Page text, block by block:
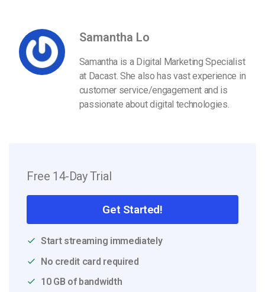
Samantha Lo
Samantha is a Digital Marketing Specialist
at Dacast. She also has vast experience in
customer service/engagement and is
passionate about digital technologies.
Free 14-Day Trial
Get Started!
Start streaming immediately
No credit card required
10 GB of bandwidth